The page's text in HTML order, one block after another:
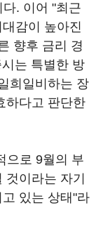
. 이어 "최근
감이 높아진
향후 금리 경
는 특별한 방
희일비하는 장
하다고 판단한
으로 9월의 부
이라는 자기
있는 상태"라